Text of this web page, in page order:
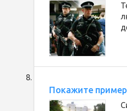
Покажите